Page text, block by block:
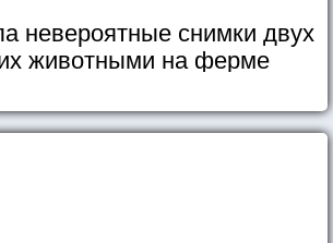
невероятные снимки двух
животными на ферме